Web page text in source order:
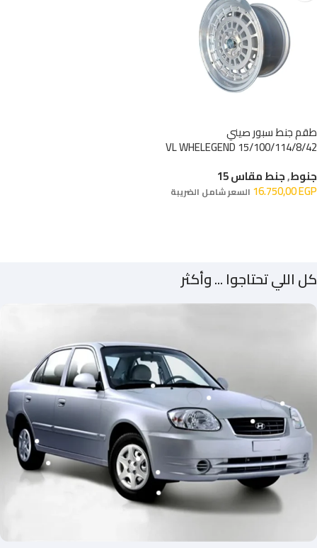
طقم جنط سبور صيني
15/100/114/8/42 VL WHELEGEND
جنوط,جنط مقاس 15
16.750,00EGP السعر شامل الضريبة
كل اللي تحتاجوا ... وأكثر